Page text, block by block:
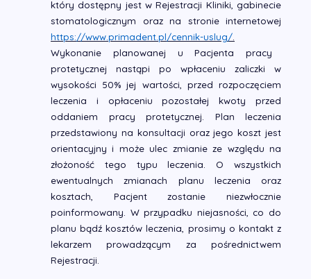
który dostępny jest w Rejestracji Kliniki, gabinecie
stomatologicznym oraz na stronie internetowej
https://www.primadent.pl/cennik-uslug/
Wykonanie planowanej u Pacjenta pracy
protetycznej nastąpi po wpłaceniu zaliczki w
wysokości 50% jej wartości, przed rozpoczęciem
leczenia i opłaceniu pozostałej kwoty przed
oddaniem pracy protetycznej. Plan leczenia
przedstawiony na konsultacji oraz jego koszt jest
orientacyjny i może ulec zmianie ze względu na
złożoność tego typu leczenia. O wszystkich
ewentualnych zmianach planu leczenia oraz
kosztach, Pacjent zostanie niezwłocznie
poinformowany. W przypadku niejasności, co do
planu bądź kosztów leczenia, prosimy o kontakt z
lekarzem prowadzącym za pośrednictwem
Rejestracji.